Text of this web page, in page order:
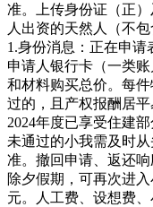
准。上传身份证（正
人出资的天然人（不
1.身份消息：正在申请
申请人银行卡（一类
和材料购买总价。每
过的，且产权报酬居
2024年度已享受住建
未通过的小我需及时
准。撤回申请、返还
除夕假期，可再次进
元。人工费、设想费